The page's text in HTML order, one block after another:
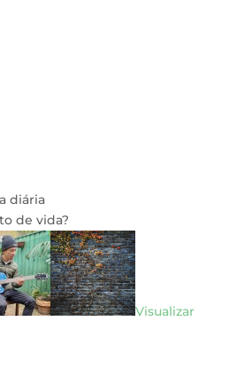
diária
de vida?
Visualizar